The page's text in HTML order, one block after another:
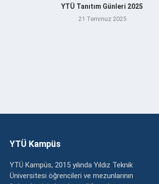
YTÜ Tanıtım Günleri 2025
21 Temmuz 2025
YTÜ Kampüs
YTÜ Kampüs, 2015 yılında Yıldız Teknik
Üniversitesi öğrencileri ve mezunlarının